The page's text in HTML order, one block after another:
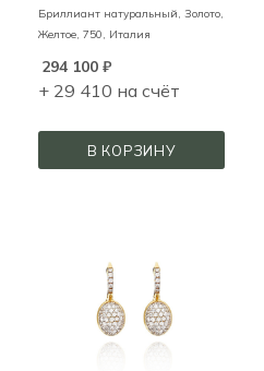
Бриллиант натуральный, Золото,
Желтое, 750, Италия
294 100 ₽
+ 29 410 на счёт
В КОРЗИНУ